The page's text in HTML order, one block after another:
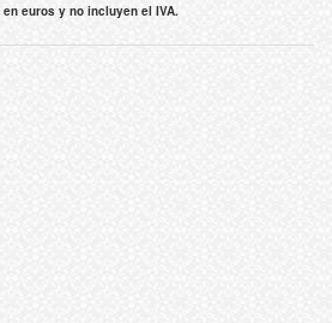
euros y no incluyen el IVA.